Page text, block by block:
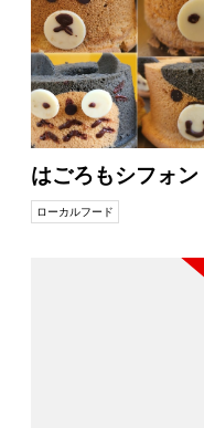
はごろもシフォン
ローカルフード